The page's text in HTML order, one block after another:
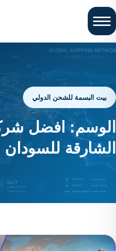
بيت البسمة للشحن الدولي
الوسم: افضل
الشارقة للسودان